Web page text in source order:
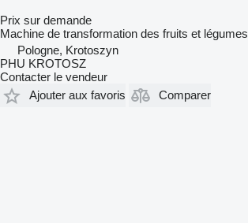
Prix sur demande
Machine de transformation des fruits et légumes
Pologne, Krotoszyn
PHU KROTOSZ
Contacter le vendeur
Ajouter aux favoris
Comparer